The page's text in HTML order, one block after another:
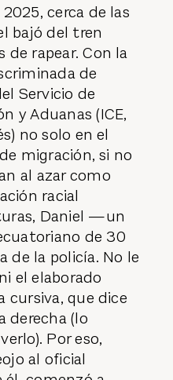
cerca de las
bajó del tren
de rapear. Con la
de
Servicio de
yAduanas (ICE,
no solo en el
migración, si no
al azar como
racial
Daniel —un
de 30
de la policía. No le
el elaborado
que dice
derecha (lo
Por eso,
al oficial